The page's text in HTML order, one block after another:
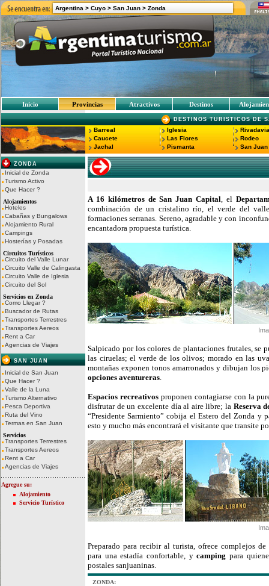
Argentina > Cuyo > San Juan > Zonda
Inicio Provincias Atractivos Destinos
DESTINOS TURISTICOS DE
Barreal
Caucete
Jachal
Iglesia
Las Flores
Pismanta
Rivadavia
Rodeo
San
ZONDA
Inicial de Zonda
Turismo Activo
Que Hacer ?
Alojamientos
Hoteles
Cabañas y Bungalows
Alojamiento Rural
Campings
Hosterías y Posadas
Circuitos Turísticos
Circuito del Valle Lunar
Circuito Valle de Calingasta
Circuito Valle de Iglesia
Circuito del Sol
Servicios en Zonda
Como Llegar ?
Buscador de Rutas
Transportes Terrestres
Transportes Aereos
Rent a Car
Agencias de Viajes
SAN JUAN
Inicial de San Juan
Que Hacer ?
Valle de la Luna
Turismo Alternativo
Pesca Deportiva
Ruta del Vino
Termas en San Juan
Servicios
Transportes Terrestres
Transportes Aereos
Rent a Car
Agencias de Viajes
Agregue su:
Alojamiento
Servicio Turístico
A 16 kilómetros de San Juan Capital, el
combinación de un cristalino río, el verde del
formaciones serranas. Sereno, agradable y con
encantadora propuesta turística.
Salpicado por los colores de plantaciones frutales, se
las ciruelas; el verde de los olivos; morado en las
montañas exponen tonos amarronados y dibujan los
opciones aventureras.
Espacios recreativosproponen contagiarse con la
disfrutar de un excelente día al aire libre; la Reserva
“Presidente Sarmiento” cobija el Estero del Zonda y
esto y mucho más encontrará el visitante que transite
Preparado para recibir al turista, ofrece complejos de
para una estadía confortable, ycamping para
postales sanjuaninas.
ZONDA: